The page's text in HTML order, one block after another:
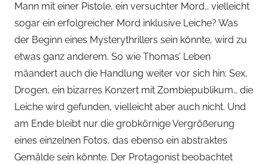
Mann mit einer Pistole, ein versuchter Mord… vielleicht
sogar ein erfolgreicher Mord inklusive Leiche? Was
der Beginn eines Mysterythrillers sein könnte, wird zu
etwas ganz anderem. So wie Thomas’ Leben
mäandert auch die Handlung weiter vor sich hin: Sex,
Drogen, ein bizarres Konzert mit Zombiepublikum… die
Leiche wird gefunden, vielleicht aber auch nicht. Und
am Ende bleibt nur die grobkörnige Vergrößerung
eines einzelnen Fotos, das ebenso ein abstraktes
Gemälde sein könnte. Der Protagonist beobachtet